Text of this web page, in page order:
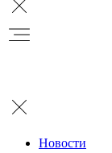
Новости